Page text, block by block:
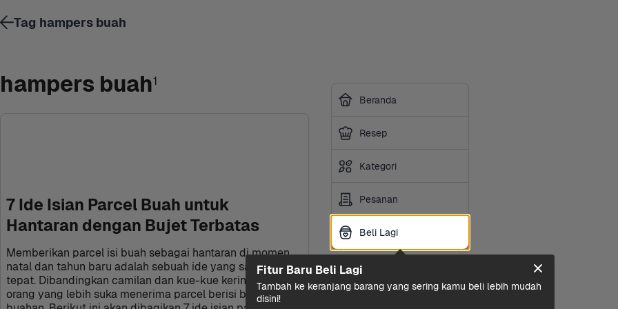
hampers buah1
7 Ide Isian Parcel Buah untuk
Hantaran dengan Bujet Terbatas
Memberikan parcel isi buah sebagai hantaran di momen
natal dan tahun baru adalah sebuah ide yang sangat
tepat. Dibandingkan camilan dan kue-kue kering, banyak
orang yang lebih suka menerima parcel berisi buah-
Beranda
Resep
Kategori
Pesanan
Beli Lagi
Tag hampers buah
Beli Lagi
Fitur Baru Beli Lagi
Tambah ke keranjang barang yang sering kamu beli lebih mudah
disini!